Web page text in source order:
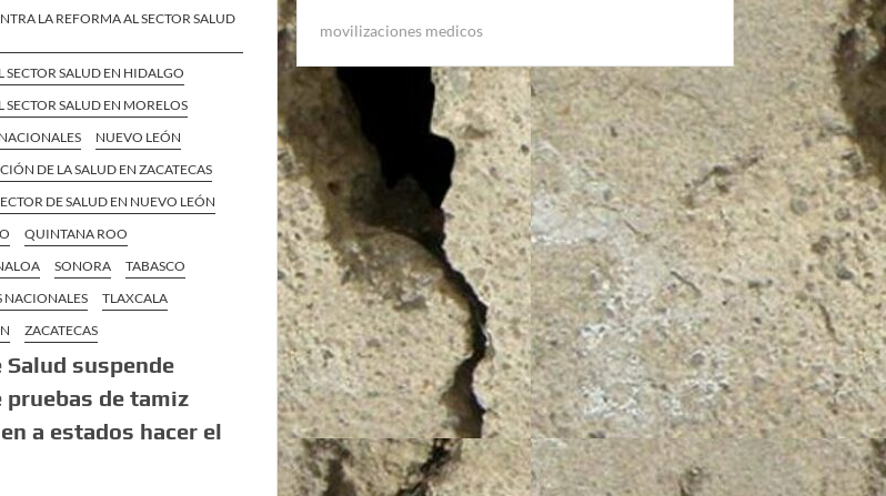
LA REFORMA AL SECTOR SALUD
SALUD EN HIDALGO
SALUD EN MORELOS
NUEVO LEÓN
DE LA SALUD EN ZACATECAS
DE SALUD EN NUEVO LEÓN
QUINTANA ROO
SONORA
TABASCO
NACIONALES
TLAXCALA
ZACATECAS
Salud suspende
pruebas de tamiz
a estados hacer el
movilizaciones medicos